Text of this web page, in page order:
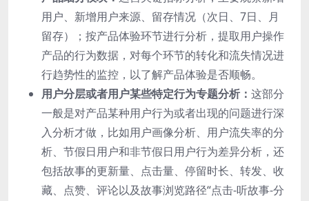
用户、新增用户来源、留存情况（次日、7日、月
留存）；按产品体验环节进行分析，提取用户操作
产品的行为数据，对每个环节的转化和流失情况进
行趋势性的监控，以了解产品体验是否顺畅。
用户分层或者用户某些特定行为专题分析： 这部分
一般是对产品某种用户行为或者出现的问题进行深
入分析才做，比如用户画像分析、用户流失率的分
析、节假日用户和非节假日用户行为差异分析，还
包括故事的更新量、点击量、停留时长、转发、收
藏、点赞、评论以及故事浏览路径“点击-听故事-分